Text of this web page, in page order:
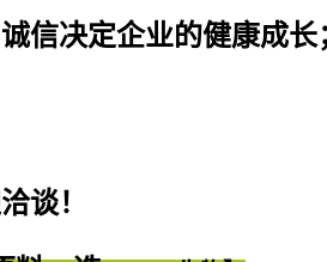
信决定企业的健康成
谈！